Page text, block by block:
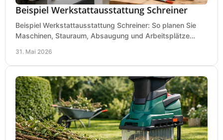
Beispiel Werkstattausstattung Schreiner
Beispiel Werkstattausstattung Schreiner: So planen Sie
Maschinen, Stauraum, Absaugung und Arbeitsplätze
31. Mai 2026